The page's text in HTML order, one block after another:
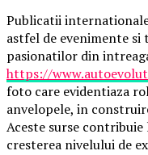
Publicatii
astfel de evenimente
pasionatilor din
https://
foto care evidentiaza
anvelopele, in
Aceste surse
cresterea nivelului de